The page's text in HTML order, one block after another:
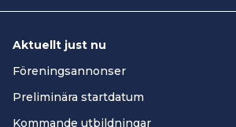
Aktuellt just nu
Föreningsannonser
Preliminära startdatum
Kommande utbildningar